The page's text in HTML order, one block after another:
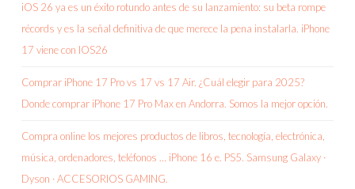
iOS 26 ya es un éxito rotundo antes de su lanzamiento: su beta rompe
récords y es la señal definitiva de que merece la pena instalarla. iPhone
17 viene con IOS26
Comprar iPhone 17 Pro vs 17 vs 17 Air. ¿Cuál elegir para 2025?
Donde comprar iPhone 17 Pro Max en Andorra. Somos la mejor opción.
Compra online los mejores productos de libros, tecnología, electrónica,
música, ordenadores, teléfonos … iPhone 16 e. PS5. Samsung Galaxy ·
Dyson · ACCESORIOS GAMING.